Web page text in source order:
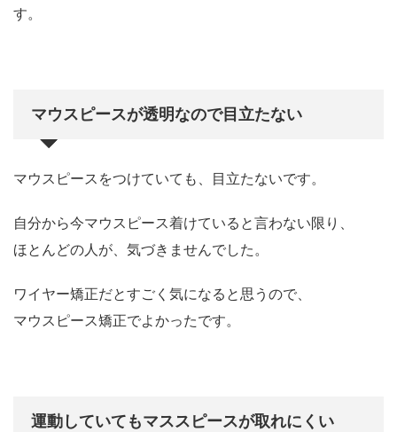
す。
マウスピースが透明なので目立たない
マウスピースをつけていても、目立たないです。
自分から今マウスピース着けていると言わない限り、
ほとんどの人が、気づきませんでした。
ワイヤー矯正だとすごく気になると思うので、
マウスピース矯正でよかったです。
運動していてもマススピースが取れにくい